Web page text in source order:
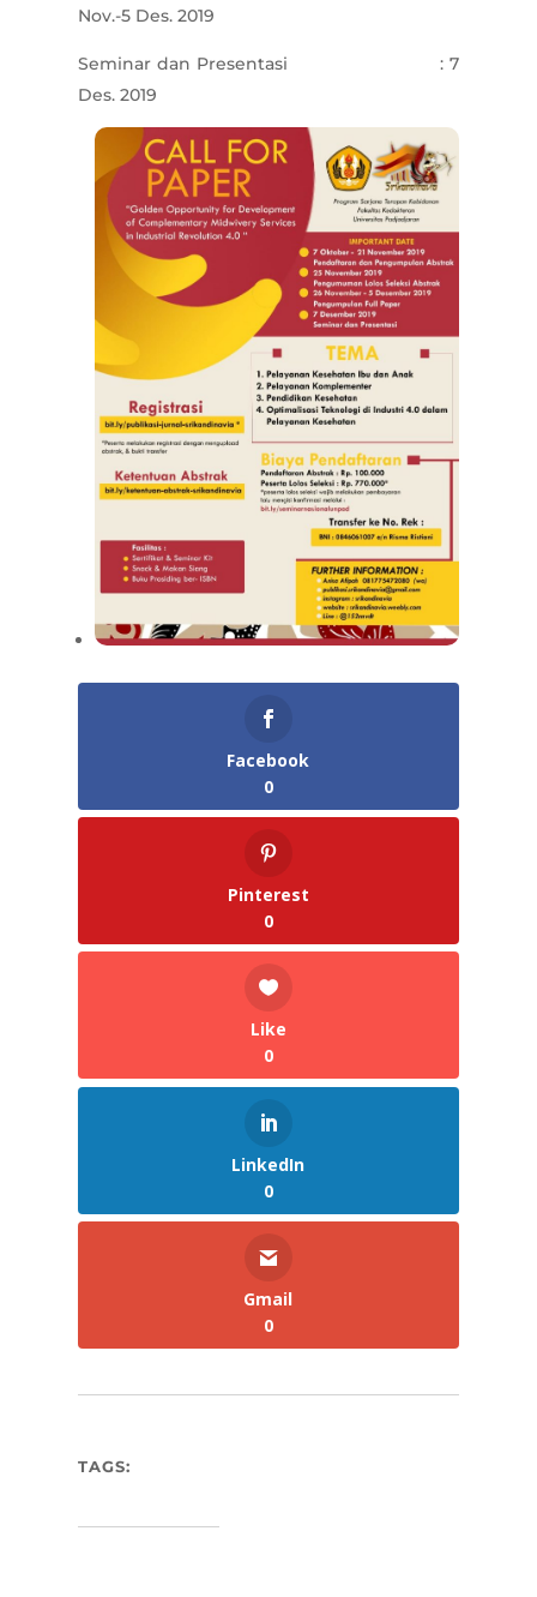
Nov.-5 Des. 2019
Seminar dan Presentasi : 7
Des. 2019
Facebook
0
Pinterest
0
Like
0
LinkedIn
0
Gmail
0
TAGS: